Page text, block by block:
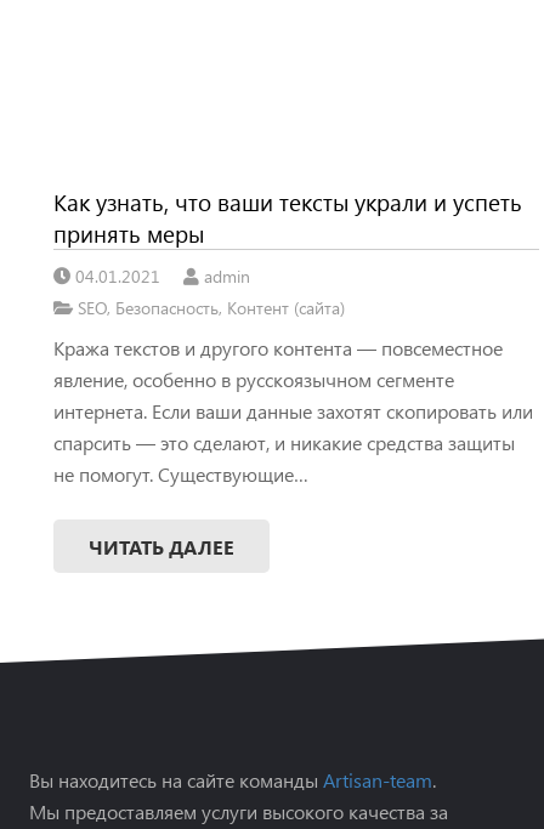
Как узнать, что ваши тексты украли и успеть
принять меры
04.01.2021
admin
SEO, Безопасность, Контент (сайта)
Кража текстов и другого контента — повсеместное
явление, особенно в русскоязычном сегменте
интернета. Если ваши данные захотят скопировать или
спарсить — это сделают, и никакие средства защиты
не помогут. Существующие…
ЧИТАТЬ ДАЛЕЕ
Вы находитесь на сайте команды Artisan-team.
Мы предоставляем услуги высокого качества за